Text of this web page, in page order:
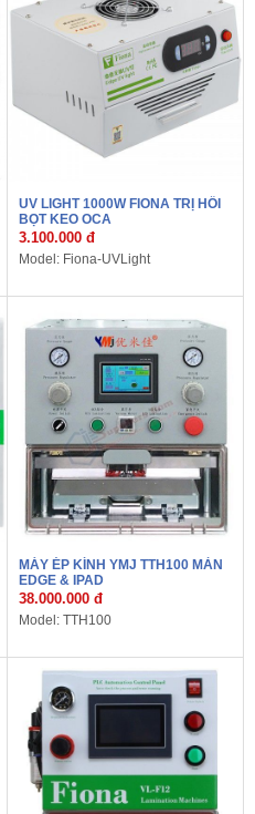
UV LIGHT 1000W FIONA TRỊ HỒI
BỌT KEO OCA
3.100.000 đ
Model: Fiona-UVLight
MÁY ÉP KÍNH YMJ TTH100 MÀN
EDGE & IPAD
38.000.000 đ
Model: TTH100